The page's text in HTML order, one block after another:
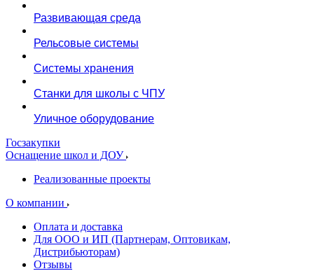
Развивающая среда
Рельсовые системы
Системы хранения
Станки для школы с ЧПУ
Уличное оборудование
Госзакупки
Оснащение школ и ДОУ
Реализованные проекты
О компании
Оплата и доставка
Для ООО и ИП (Партнерам, Оптовикам,
Дистрибьюторам)
Отзывы